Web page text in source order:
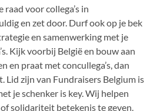
voor collega’s in
en zet door. Durf ook op je bek
en samenwerking met je
Kijk voorbij België en bouw aan
en praat met concullega’s, dan
Lid zijn van Fundraisers Belgium is
je schenker is key. Wij helpen
solidariteit betekenis te geven.